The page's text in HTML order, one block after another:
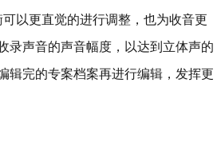
以更直觉的进行调整，也为收音更
录声音的声音幅度，以达到立体声的
辑完的专案档案再进行编辑，发挥更